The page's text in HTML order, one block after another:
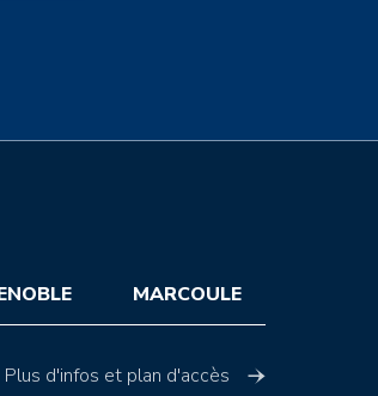
MARCOULE
Plus d'infos et plan d'accès